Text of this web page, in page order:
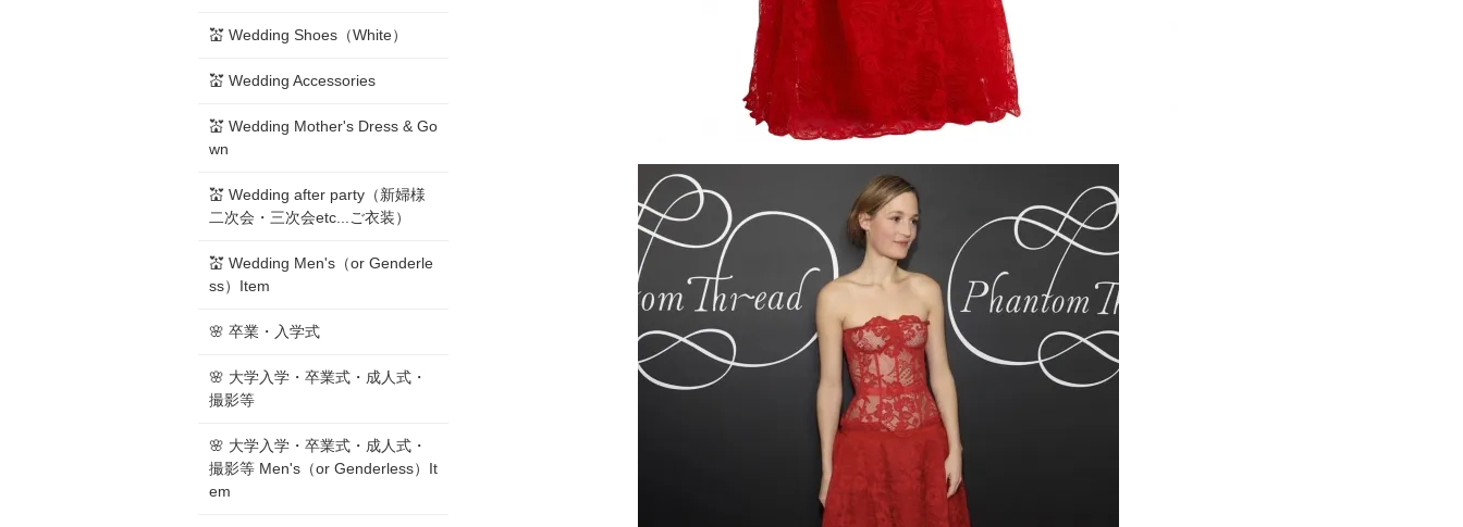
💒 Wedding Shoes（White）
💒 Wedding Accessories
💒 Wedding Mother's Dress & Go
wn
💒 Wedding after party（新婦様
二次会・三次会etc...ご衣装）
💒 Wedding Men's（or Genderle
ss）Item
🌸 卒業・入学式
🌸 大学入学・卒業式・成人式・
撮影等
🌸 大学入学・卒業式・成人式・
撮影等 Men's（or Genderless）It
em